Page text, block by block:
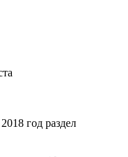
год раздел